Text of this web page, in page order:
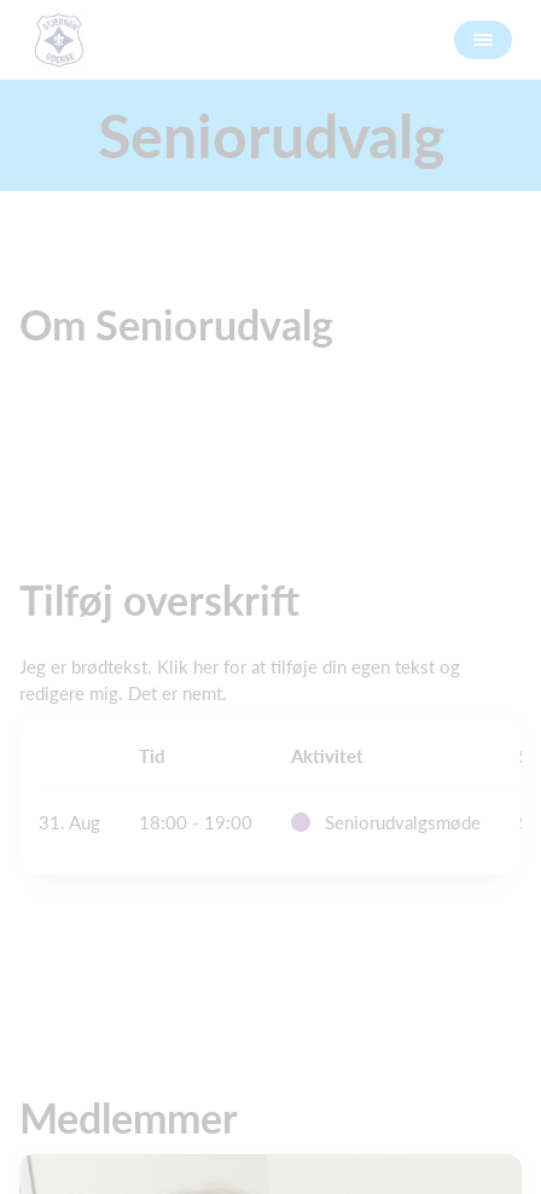
Seniorudvalg
Om Seniorudvalg
Tilføj overskrift
Jeg er brødtekst. Klik her for at tilføje din egen tekst og
redigere mig. Det er nemt.
Tid Aktivitet
31. Aug 18:00 - 19:00 Seniorudvalgsmøde
Medlemmer